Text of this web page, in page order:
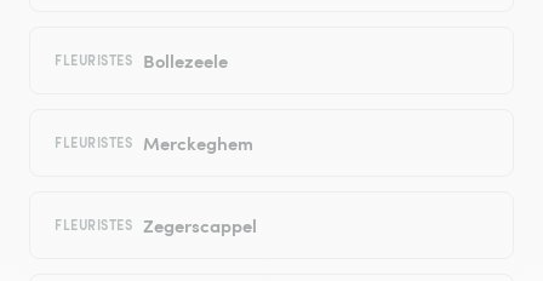
FLEURISTES Bollezeele
FLEURISTES Merckeghem
FLEURISTES Zegerscappel